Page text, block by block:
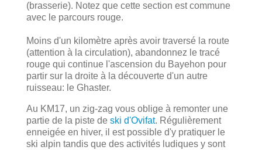
(brasserie). Notez que cette section est commune
avec le parcours rouge.
Moins d'un kilomètre après avoir traversé la route
(attention à la circulation), abandonnez le tracé
rouge qui continue l'ascension du Bayehon pour
partir sur la droite à la découverte d'un autre
ruisseau: le Ghaster.
Au KM17, un zig-zag vous oblige à remonter une
partie de la piste de ski d'Ovifat. Régulièrement
enneigée en hiver, il est possible d'y pratiquer le
ski alpin tandis que des activités ludiques y sont